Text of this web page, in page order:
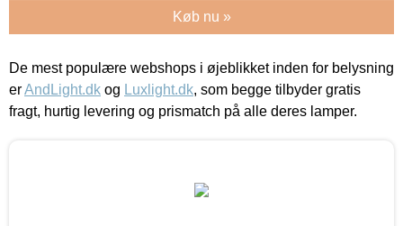
Køb nu »
De mest populære webshops i øjeblikket inden for belysning
erAndLight.dk og Luxlight.dk, som begge tilbyder gratis
fragt, hurtig levering og prismatch på alle deres lamper.